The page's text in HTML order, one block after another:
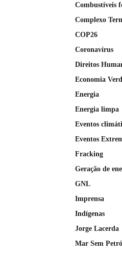
Combustíveis
Complexo
COP26
Coronavírus
Direitos
Economia
Energia
Energia limpa
Eventos
Eventos
Fracking
Geração de
GNL
Imprensa
Indígenas
Jorge Lacerda
Mar Sem